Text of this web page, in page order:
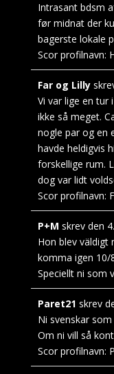
Intrasant bdsm
før midnat der
bagerste lokale
Scor profilnavn:
Far og Lilly
Vi var lige en tur
ikke så meget.
nogle par og en
havde heldigvis
forskellige rum.
dog var lidt
Scor profilnavn:
P+M skrev den
Hon blev väldigt
komma igen 10/
Speciellt ni som
Paret21 skrev
Ni svenskar
Om ni vill så
Scor profilnavn: